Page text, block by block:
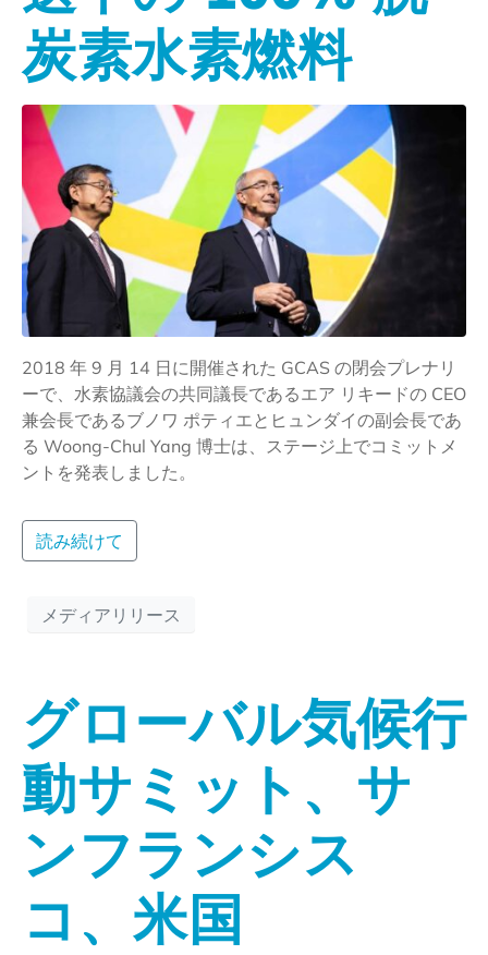
炭素水素燃料
2018 年 9 月 14 日に開催された GCAS の閉会プレナリ
ーで、水素協議会の共同議長であるエア リキードの CEO
兼会長であるブノワ ポティエとヒュンダイの副会長であ
る Woong-Chul Yang 博士は、ステージ上でコミットメ
ントを発表しました。
読み続けて
メディアリリース
グローバル気候行
動サミット、サ
ンフランシス
コ、米国